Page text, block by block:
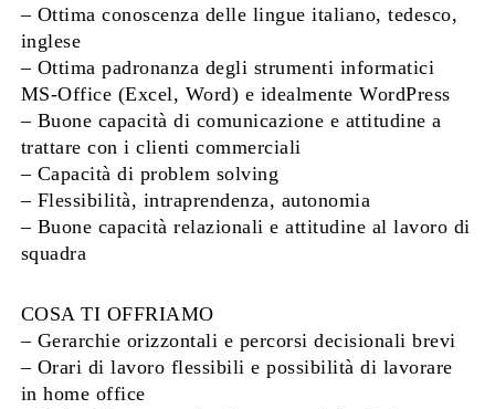
– Ottima conoscenza delle lingue italiano, tedesco,
inglese
– Ottima padronanza degli strumenti informatici
MS-Office (Excel, Word) e idealmente WordPress
– Buone capacità di comunicazione e attitudine a
trattare con i clienti commerciali
– Capacità di problem solving
– Flessibilità, intraprendenza, autonomia
– Buone capacità relazionali e attitudine al lavoro di
squadra
COSA TI OFFRIAMO
– Gerarchie orizzontali e percorsi decisionali brevi
– Orari di lavoro flessibili e possibilità di lavorare
in home office